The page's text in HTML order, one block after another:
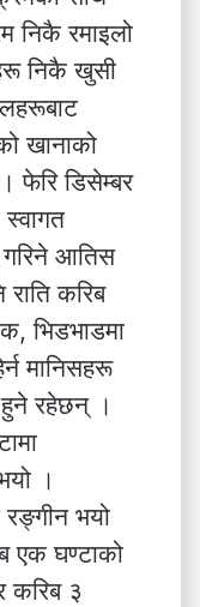
निकै रमाइलो
निकै खुसी
खानाको
फेरि डिसेम्बर
गरिने आतिस
राति करिब
भिडभाडमा
मानिसहरू
हुने रहेछन् ।
।
रङ्गीन भयो
एक घण्टाको
करिब ३